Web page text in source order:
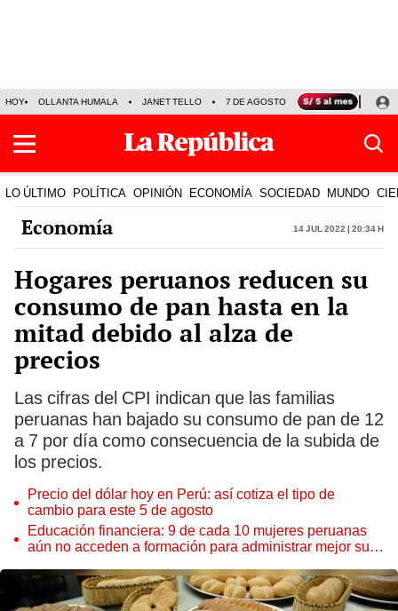
HOY OLLANTA HUMALA JANET TELLO 7 DE AGOSTO TINKA RESULTADOS
LO ÚLTIMO POLÍTICA OPINIÓN ECONOMÍA SOCIEDAD MUNDO
Economía 14 Jul 2022 | 20:34 h
Hogares peruanos reducen su
consumo de pan hasta en la
mitad debido al alza de
precios
Las cifras del CPI indican que las familias
peruanas han bajado su consumo de pan de 12
a 7 por día como consecuencia de la subida de
los precios.
Precio del dólar hoy en Perú: así cotiza el tipo de
cambio para este 5 de agosto
Educación financiera: 9 de cada 10 mujeres peruanas
aún no acceden a formación para administrar mejor su